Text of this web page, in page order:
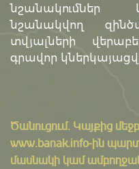
նշանակումներ
նշանակվող
տվյալների
գրավոր
Ծանուցում․ Կայքից
www.banak.info-ին
մասնակի կամ